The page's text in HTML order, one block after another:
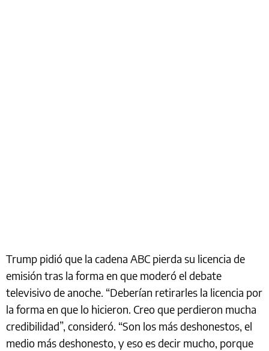
Trump pidió que la cadena ABC pierda su licencia de
emisión tras la forma en que moderó el debate
televisivo de anoche. “Deberían retirarles la licencia por
la forma en que lo hicieron. Creo que perdieron mucha
credibilidad”, consideró. “Son los más deshonestos, el
medio más deshonesto, y eso es decir mucho, porque